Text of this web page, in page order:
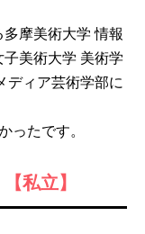
摩美術大学 情報
美術大学 美術学
ィア芸術学部に
ったです。
私立】